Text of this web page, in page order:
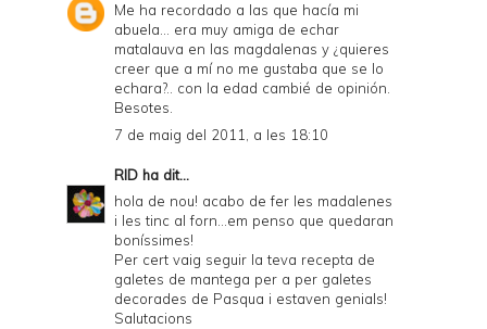
Me ha recordado a las que hacía mi
abuela... era muy amiga de echar
matalauva en las magdalenas y ¿quieres
creer que a mí no me gustaba que se lo
echara?.. con la edad cambié de opinión.
Besotes.
7 de maig del 2011, a les 18:10
RID ha dit...
hola de nou! acabo de fer les madalenes
i les tinc al forn...em penso que quedaran
boníssimes!
Per cert vaig seguir la teva recepta de
galetes de mantega per a per galetes
decorades de Pasqua i estaven genials!
Salutacions